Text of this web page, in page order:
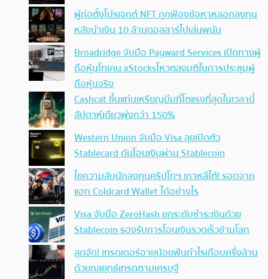
ผู้ก่อตั้งโปรเจกต์ NFT ถูกฟ้องข้อหาหลอกลงทุน
หลังนำเงิน 10 ล้านดอลลาร์ไปเล่นพนัน
Broadridge จับมือ Payward Services เปิดทางผู้
ถือหุ้นโทเคน xStocksโหวตลงมติในการประชุมผู้
ถือหุ้นจริง
Cashcat ขึ้นแท่นเหรียญมีมที่โตแรงที่สุดในเวลานี้
สัปดาห์เดียวพุ่งกว่า 150%
Western Union จับมือ Visa ลุยเปิดตัว
Stablecard ดันโอนเงินผ่าน Stablecoin
ไขความลับนักลงทุนคริปโทฯ เกาหลีใต้! รอดจาก
แฮก Coldcard Wallet ได้อย่างไร
Visa จับมือ ZeroHash ยกระดับชำระเงินด้วย
Stablecoin รองรับการโอนเงินรวดเร็วข้ามโลก
สุดจัด! เทรดเดอร์อายุน้อยฟันกำไรเกือบครึ่งล้าน
ด้วยกลยุทธ์เทรดตามเศรษฐี